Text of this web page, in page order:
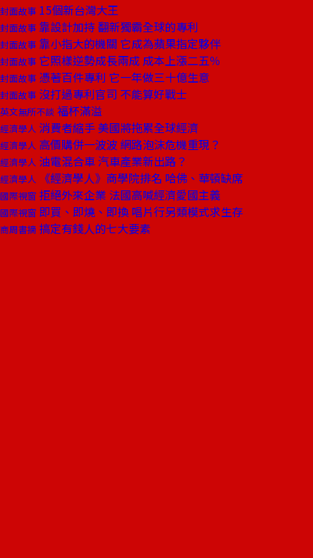
封面故事 15個新台灣大王
封面故事 靠設計加持 翻新獨霸全球的專利
封面故事 靠小指大的機關 它成為蘋果指定夥伴
封面故事 它照樣逆勢成長兩成 成本上漲二五％
封面故事 憑著百件專利 它一年做三十億生意
封面故事 沒打過專利官司 不能算好戰士
英文無所不談 福杯滿溢
經濟學人 消費者縮手 美國將拖累全球經濟
經濟學人 高價購併一波波 網路泡沫危機重現？
經濟學人 油電混合車 汽車產業新出路？
經濟學人 《經濟學人》商學院排名 哈佛、華頓缺席
國際視窗 拒絕外來企業 法國高喊經濟愛國主義
國際視窗 即買、即燒、即換 唱片行另類模式求生存
商周書摘 搞定有錢人的七大要素